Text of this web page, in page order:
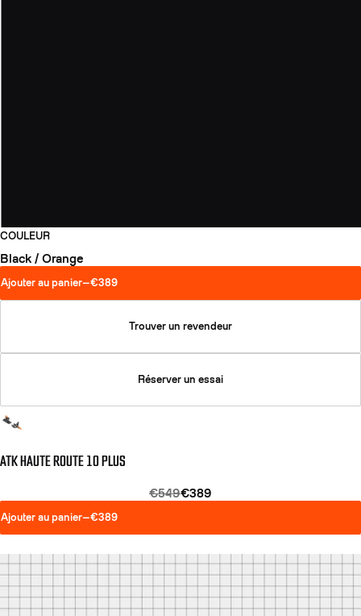
COULEUR
Black / Orange
Ajouter au panier—€389
Trouver un revendeur
Réserver un essai
ATK HAUTE ROUTE 10 PLUS
€549€389
Ajouter au panier—€389